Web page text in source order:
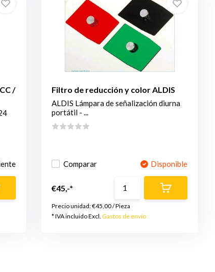
/
Filtro de reducción y color ALDIS
ALDIS Lámpara de señalización diurna
portátil - ...
Comparar Disponible
€45,-*
Precio unidad:€45,00/Pieza
* IVA incluido Excl.Gastos de envío